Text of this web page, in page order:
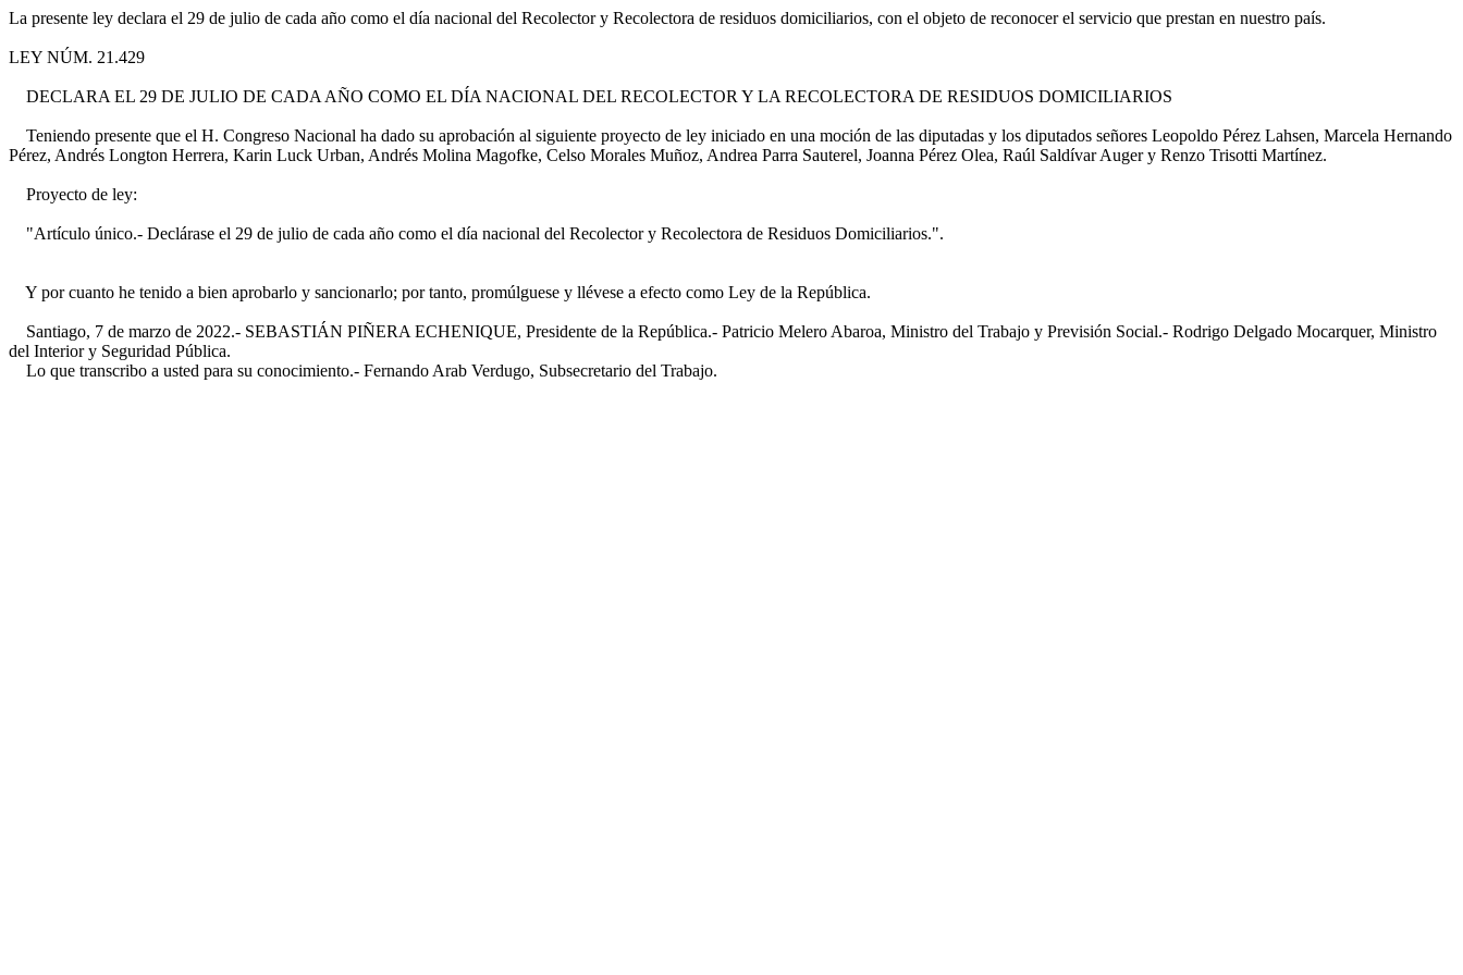
La presente ley declara el 29 de julio de cada año como el día nacional del Recolector y Recolectora de residuos domiciliarios, con el objeto de reconocer el servicio que prestan en nuestro país.
LEY NÚM. 21.429
DECLARA EL 29 DE JULIO DE CADA AÑO COMO EL DÍA NACIONAL DEL RECOLECTOR Y LA RECOLECTORA DE RESIDUOS DOMICILIARIOS
Teniendo presente que el H. Congreso Nacional ha dado su aprobación al siguiente proyecto de ley iniciado en una moción de las diputadas y los diputados señores Leopoldo Pérez Lahsen, Marcela Hernando
Pérez, Andrés Longton Herrera, Karin Luck Urban, Andrés Molina Magofke, Celso Morales Muñoz, Andrea Parra Sauterel, Joanna Pérez Olea, Raúl Saldívar Auger y Renzo Trisotti Martínez.
Proyecto de ley:
"Artículo único.- Declárase el 29 de julio de cada año como el día nacional del Recolector y Recolectora de Residuos Domiciliarios.".
Y por cuanto he tenido a bien aprobarlo y sancionarlo; por tanto, promúlguese y llévese a efecto como Ley de la República.
Santiago, 7 de marzo de 2022.- SEBASTIÁN PIÑERA ECHENIQUE, Presidente de la República.- Patricio Melero Abaroa, Ministro del Trabajo y Previsión Social.- Rodrigo Delgado Mocarquer, Ministro
del Interior y Seguridad Pública.
Lo que transcribo a usted para su conocimiento.- Fernando Arab Verdugo, Subsecretario del Trabajo.